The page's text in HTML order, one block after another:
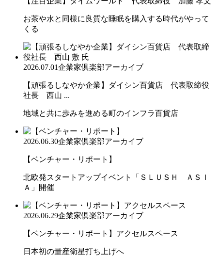
お茶や水と同様に良質な睡眠を購入する時代がやって
くる
2026.07.01企業家倶楽部アーカイブ
【頑張るしなやか企業】ダイシン百貨店 代表取締役
社長 西山 ...
地域と共に歩みを進める町のインフラ百貨店
2026.06.30企業家倶楽部アーカイブ
【ベンチャー・リポート】
北欧発スタートアップイベント「ＳＬＵＳＨ ＡＳＩ
Ａ」開催
2026.06.29企業家倶楽部アーカイブ
【ベンチャー・リポート】アクセルスペース
日本初の量産衛星打ち上げへ